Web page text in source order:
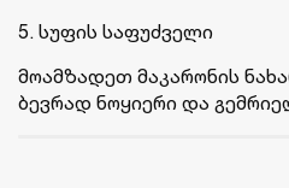
5. სუფის საფუძველი
მოამზადეთ მაკარონის
ბევრად ნოყიერი და